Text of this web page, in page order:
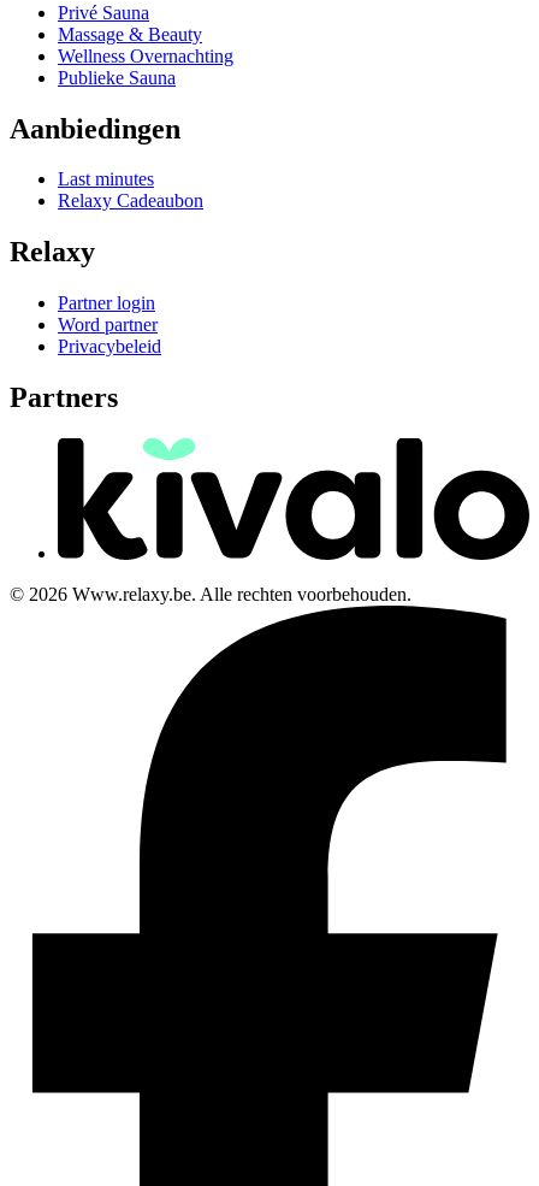
Privé Sauna
Massage & Beauty
Wellness Overnachting
Publieke Sauna
Aanbiedingen
Last minutes
Relaxy Cadeaubon
Relaxy
Partner login
Word partner
Privacybeleid
Partners
© 2026 Www.relaxy.be. Alle rechten voorbehouden.